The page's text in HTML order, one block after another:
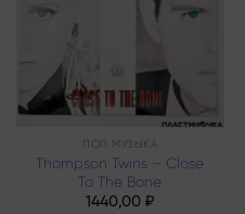
ПОП МУЗЫКА
Thompson Twins – Close
To The Bone
1440,00₽